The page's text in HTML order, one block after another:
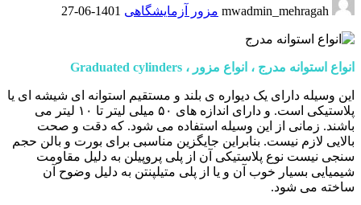
مزور آزمایشگاهی 1401-06-27
انواع استوانه مدرج ، انواع مزور ، Graduated cylinders
این وسیله دارای یک دیواره ی بلند و مستقیم استوانه ای شیشه ای یا
پلاستیکی است. و دارای اندازه های ۵۰ میلی لیتر تا ۱۰ لیتر می
باشند. زمانی از این وسیله استفاده می شود. که دقت و صحت
بالایی لازم نیست. بنابراین جایگزین مناسبی برای بورت و بالن حجم
سنجی نیست نوع پلاستیکی آن از پلی پروپیلن به دلیل مقاومت
شیمیایی بسیار خوب آن و یا از پلی متیلپنتن به دلیل وضوح آن
ساخته می شود.